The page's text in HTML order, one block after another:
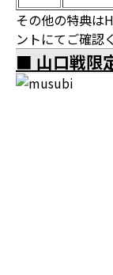
その他の特典は
ントにてご確認
■ 山口戦限